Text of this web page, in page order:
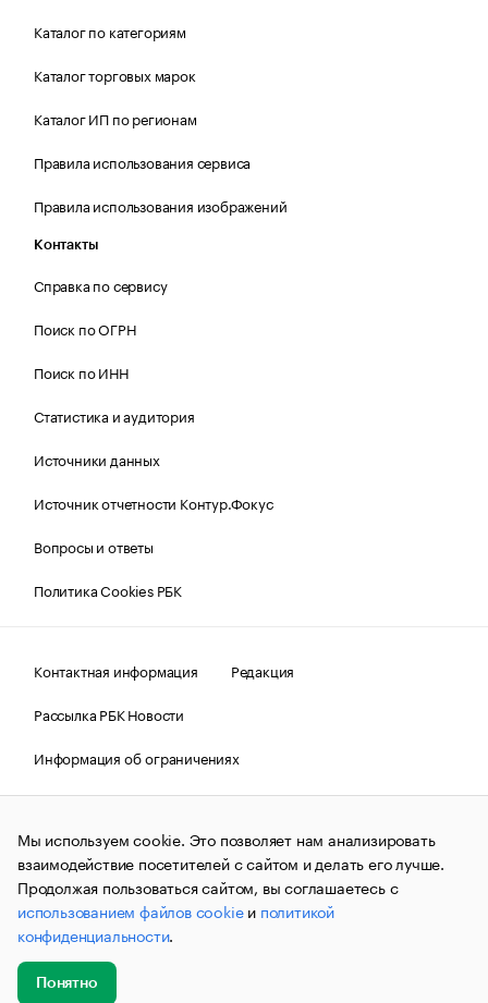
Каталог по категориям
Каталог торговых марок
Каталог ИП по регионам
Правила использования сервиса
Правила использования изображений
Контакты
Справка по сервису
Поиск по ОГРН
Поиск по ИНН
Статистика и аудитория
Источники данных
Источник отчетности Контур.Фокус
Вопросы и ответы
Политика Cookies РБК
Контактная информация
Редакция
Рассылка РБК Новости
Информация об ограничениях
Правовая информация
О соблюдении авторских прав
© АО «РОСБИЗНЕСКОНСАЛТИНГ»,1995–2026.Сообщения
и материалы информационного агентства «РБК»
(зарегистрировано Федеральной службой по надзору в сфере
связи, информационных технологий и массовых
коммуникаций (Роскомнадзор) 09.12.2015 за номером ИА
№ФС77-63848) сопровождаются пометкой «РБК». Отдельные
публикации могут содержать информацию,
не предназначенную для пользователей
до 18 лет.
Мы используем cookie. Это позволяет нам анализировать
взаимодействие посетителей с сайтом и делать его лучше.
Продолжая пользоваться сайтом, вы соглашаетесь с
использованием файлов cookieи политикой
конфиденциальности.
Понятно